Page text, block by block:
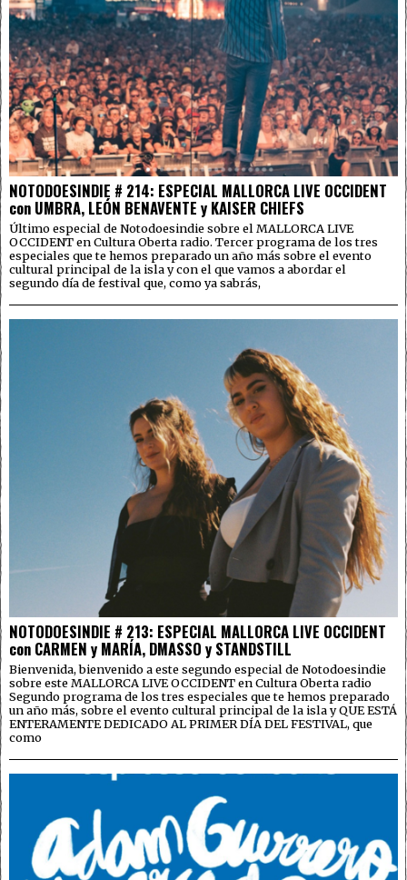
NOTODOESINDIE # 214: ESPECIAL MALLORCA LIVE OCCIDENT
con UMBRA, LEÓN BENAVENTE y KAISER CHIEFS
Último especial de Notodoesindie sobre el MALLORCA LIVE
OCCIDENT en Cultura Oberta radio. Tercer programa de los tres
especiales que te hemos preparado un año más sobre el evento
cultural principal de la isla y con el que vamos a abordar el
segundo día de festival que, como ya sabrás,
NOTODOESINDIE # 213: ESPECIAL MALLORCA LIVE OCCIDENT
con CARMEN y MARÍA, DMASSO y STANDSTILL
Bienvenida, bienvenido a este segundo especial de Notodoesindie
sobre este MALLORCA LIVE OCCIDENT en Cultura Oberta radio
Segundo programa de los tres especiales que te hemos preparado
un año más, sobre el evento cultural principal de la isla y QUE ESTÁ
ENTERAMENTE DEDICADO AL PRIMER DÍA DEL FESTIVAL, que
como